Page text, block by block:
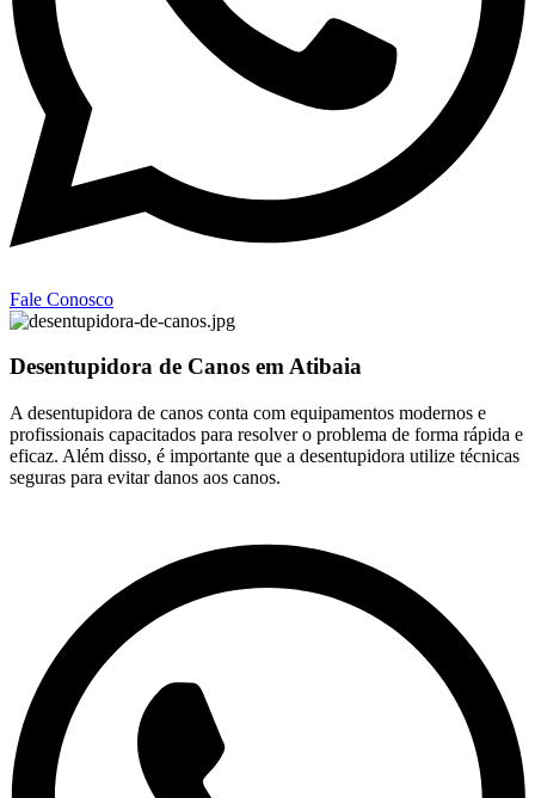
Fale Conosco
Desentupidora de Canos em Atibaia
A desentupidora de canos conta com equipamentos modernos e
profissionais capacitados para resolver o problema de forma rápida e
eficaz. Além disso, é importante que a desentupidora utilize técnicas
seguras para evitar danos aos canos.